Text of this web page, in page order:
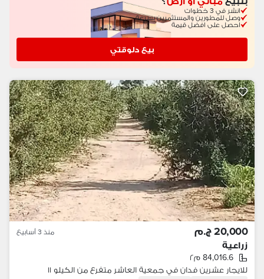
انشر في 3 خطوات
وصل للمطورين والمستثمرين بسرعة
احصل على افضل قيمة
بيع دلوقتي
20,000 ج.م منذ 3 أسابيع
زراعية
84,016.6 م٢
للايجار عشرين فدان في جمعية العاشر متفرع من الكيلو ١١